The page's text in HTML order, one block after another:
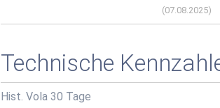
(07.08.2025)
Technische
Hist. Vola 30 Tage